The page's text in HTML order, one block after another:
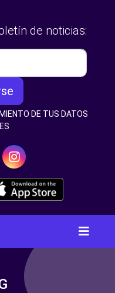
de noticias:
DE TUS DATOS